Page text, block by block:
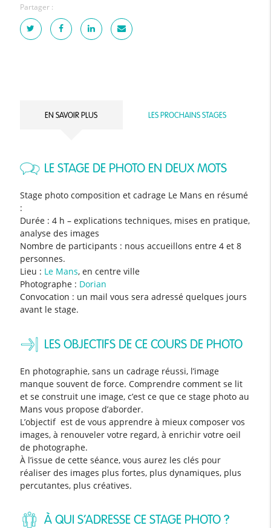
et
|
Le
Partager :
EN SAVOIR PLUS LES PROCHAINS STAGES
LE STAGE DE PHOTO EN DEUX MOTS
Stage photo composition et cadrage Le Mans en résumé
:
Durée : 4 h – explications techniques, mises en pratique,
analyse des images
Nombre de participants : nous accueillons entre 4 et 8
personnes.
Lieu : Le Mans, en centre ville
Photographe : Dorian
Convocation : un mail vous sera adressé quelques jours
avant le stage.
LES OBJECTIFS DE CE COURS DE PHOTO
En photographie, sans un cadrage réussi, l’image
manque souvent de force. Comprendre comment se lit
et se construit une image, c’est ce que ce stage photo au
Mans vous propose d’aborder.
L’objectif est de vous apprendre à mieux composer vos
images, à renouveler votre regard, à enrichir votre oeil
de photographe.
À l’issue de cette séance, vous aurez les clés pour
réaliser des images plus fortes, plus dynamiques, plus
percutantes, plus créatives.
À QUI S’ADRESSE CE STAGE PHOTO ?